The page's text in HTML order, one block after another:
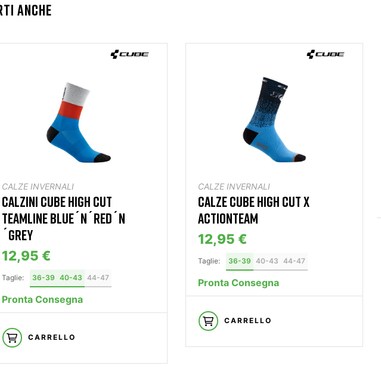
ANCHE
CALZE INVERNALI
CALZINI CUBE HIGH CUT
TEAMLINE BLUE´N´RED´N
´GREY
12,95 €
Taglie: 36-39 40-43 44-47
Pronta Consegna
CARRELLO
CALZE INVERNALI
CALZE CUBE HIGH CUT X
ACTIONTEAM
12,95 €
Taglie: 36-39 40-43 44-47
Pronta Consegna
CARRELLO